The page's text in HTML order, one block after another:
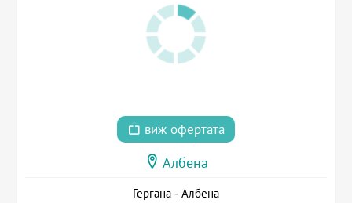
виж офертата
Албена
Гергана - Албена